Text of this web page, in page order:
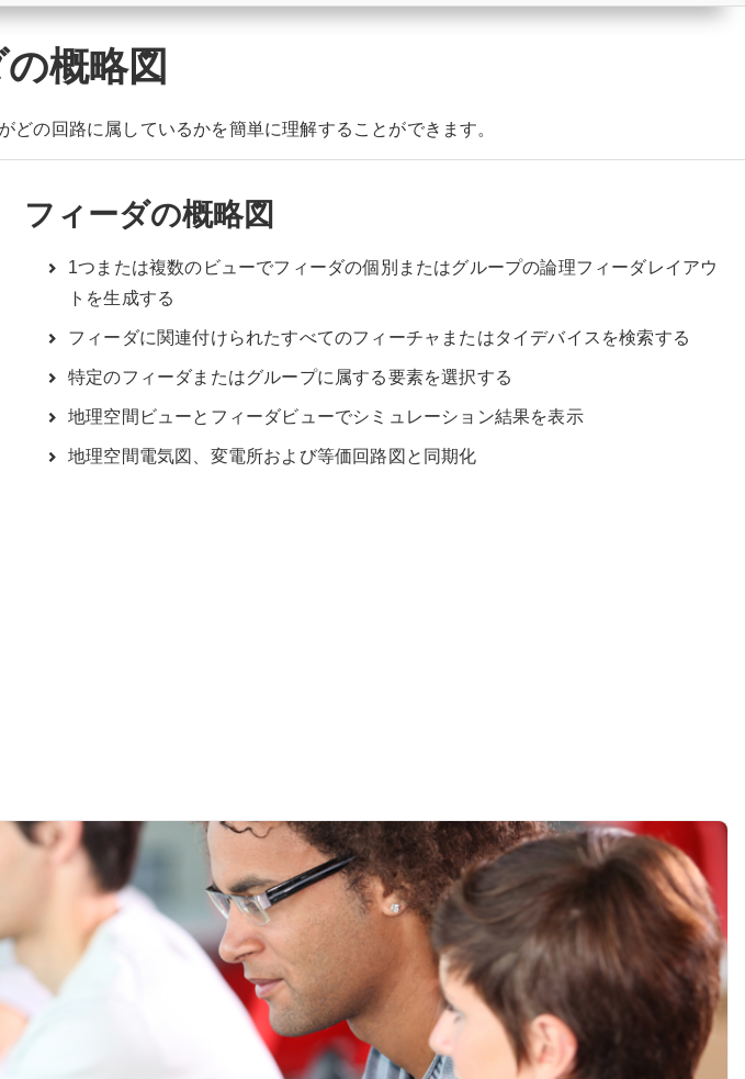
概略図
の回路に属しているかを簡単に理解することができます。
フィーダの概略図
1つまたは複数のビューでフィーダの個別またはグループの論理フィーダレイアウ
トを生成する
フィーダに関連付けられたすべてのフィーチャまたはタイデバイスを検索する
特定のフィーダまたはグループに属する要素を選択する
地理空間ビューとフィーダビューでシミュレーション結果を表示
地理空間電気図、変電所および等価回路図と同期化